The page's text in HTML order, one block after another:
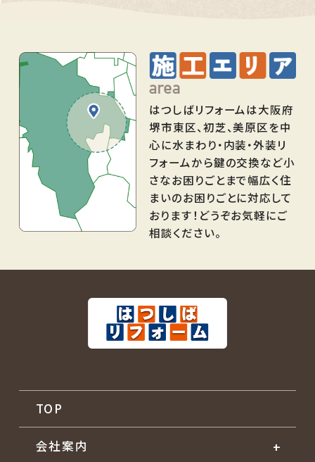
はつしばリフォームは大阪府
堺市東区、初芝、美原区を中
心に水まわり・内装・外装リ
フォームから鍵の交換など小
さなお困りごとまで幅広く住
まいのお困りごとに対応して
おります！どうぞお気軽にご
相談ください。
TOP
会社案内